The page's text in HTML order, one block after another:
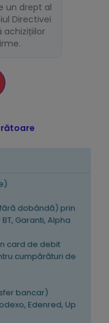
un drept al
Directivei
achizițiilor
dobândă) prin
Garanti, Alpha
card de debit
cumpărături de
bancar)
Edenred, Up